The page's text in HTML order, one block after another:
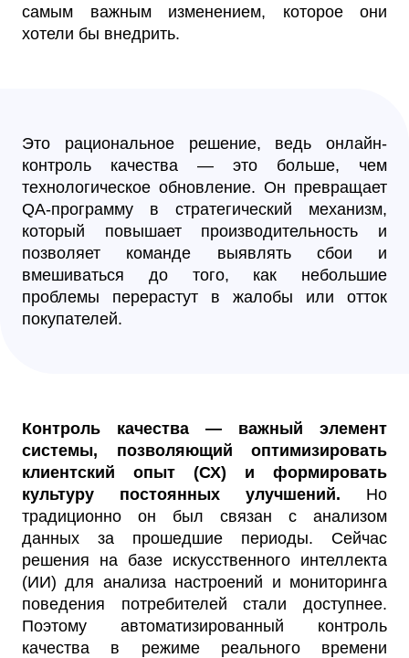
самым важным изменением, которое они
хотели бы внедрить.
Это рациональное решение, ведь онлайн-
контроль качества — это больше, чем
технологическое обновление. Он превращает
QA-программу в стратегический механизм,
который повышает производительность и
позволяет команде выявлять сбои и
вмешиваться до того, как небольшие
проблемы перерастут в жалобы или отток
покупателей.
Контроль качества — важный элемент
системы, позволяющий оптимизировать
клиентский опыт (СХ) и формировать
культуру постоянных улучшений. Но
традиционно он был связан с анализом
данных за прошедшие периоды. Сейчас
решения на базе искусственного интеллекта
(ИИ) для анализа настроений и мониторинга
поведения потребителей стали доступнее.
Поэтому автоматизированный контроль
качества в режиме реального времени